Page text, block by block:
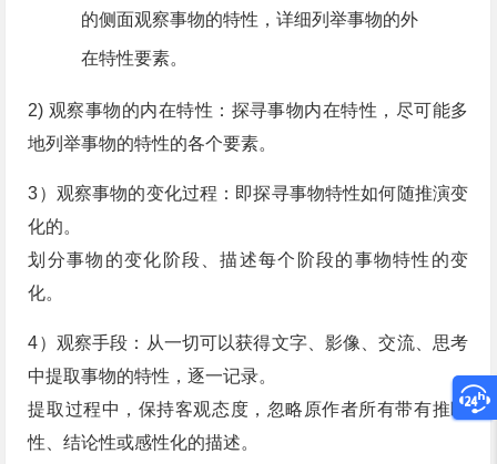
的侧面观察事物的特性，详细列举事物的外
在特性要素。
2) 观察事物的内在特性：探寻事物内在特性，尽可能多
地列举事物的特性的各个要素。
3）观察事物的变化过程：即探寻事物特性如何随推演变
化的。
划分事物的变化阶段、描述每个阶段的事物特性的变
化。
4）观察手段：从一切可以获得文字、影像、交流、思考
中提取事物的特性，逐一记录。
提取过程中，保持客观态度，忽略原作者所有带有推断
性、结论性或感性化的描述。